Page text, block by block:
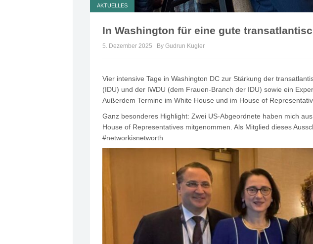
AKTUELLES
In Washington für eine gute
5. Dezember 2025 By Gudrun Kugler
Vier intensive Tage in Washington DC zur Stärkung der
(IDU) und der IWDU (dem Frauen-Branch der IDU) sowie ein
Außerdem Termine im White House und im House of
Ganz besonderes Highlight: Zwei US-Abgeordnete haben mich
House of Representatives mitgenommen. Als Mitglied dieses
#networkisnetworth